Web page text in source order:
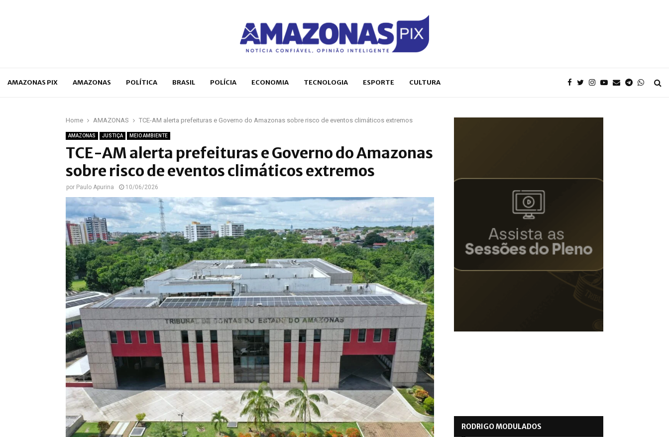
AMAZONAS PIX AMAZONAS POLÍTICA BRASIL POLÍCIA ECONOMIA TECNOLOGIA ESPORTE CULTURA
Home AMAZONAS TCE-AM alerta prefeituras e Governo do Amazonas sobre risco de eventos climáticos extremos
AMAZONAS JUSTIÇA MEIO AMBIENTE
TCE-AM alerta prefeituras e Governo do Amazonas
sobre risco de eventos climáticos extremos
por Paulo Apurina 10/06/2026
RODRIGO MODULADOS